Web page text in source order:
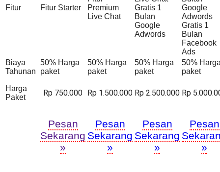
Fitur Fitur Starter
Premium
Live Chat
Gratis 1
Bulan
Google
Adwords
Google
Adwords
Gratis 1
Bulan
Facebook
Ads
Biaya
Tahunan
50% Harga
paket
50% Harga
paket
50% Harga
paket
50%
paket
Harga
Paket
Rp 750.000 Rp 1.500.000 Rp 2.500.000 Rp
Pesan
Sekarang
»
Pesan
Sekarang
»
Pesan
Sekarang
»
Pesan
»